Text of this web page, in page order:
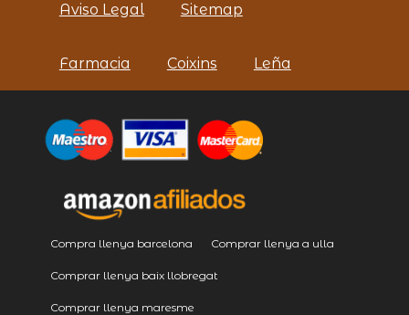
Aviso Legal Sitemap
Farmacia Coixins Leña
Compra llenya barcelona Comprar llenya a ulla
Comprar llenya baix llobregat
Comprar llenya maresme